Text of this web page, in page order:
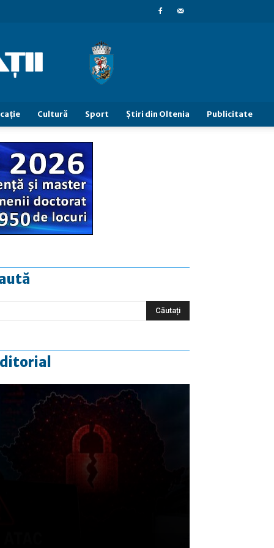
Cultură Sport Știri din Oltenia Publicitate